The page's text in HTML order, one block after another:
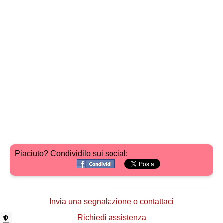
Piaciuto? Condividilo sui social:
Invia una segnalazione o contattaci
Richiedi assistenza